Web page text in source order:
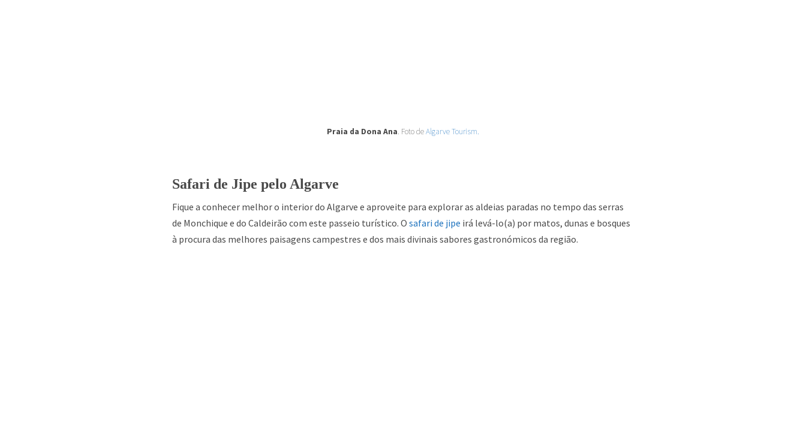
Praia da Dona Ana. Foto deAlgarve Tourism.
Safari de Jipe pelo Algarve
Fique a conhecer melhor o interior do Algarve e aproveite para explorar as aldeias paradas no tempo das serras
de Monchique e do Caldeirão com este passeio turístico. O safari de jipe irá levá-lo(a) por matos, dunas e bosques
à procura das melhores paisagens campestres e dos mais divinais sabores gastronómicos da região.